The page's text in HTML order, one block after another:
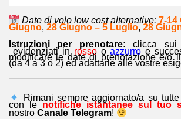
Date di volo low cost alternative: 7-14
Giugno, 28 Giugno – 5 Luglio, 28
Istruzioni per prenotare: clicca
evidenziati in rossooazzurro e
modificare le date di prenotazione e/o
(da 4 a 3 o 2) ed adattarle alle vostre
Rimani sempre aggiornato/a su
con le notifiche istantanee sul tuo
nostro Canale Telegram!